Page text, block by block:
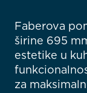
Faberova
širine 695
estetike u
za